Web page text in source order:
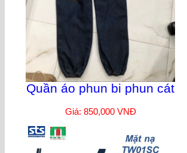
Quần áo phun bi phun cát
Giá: 850,000 VNĐ